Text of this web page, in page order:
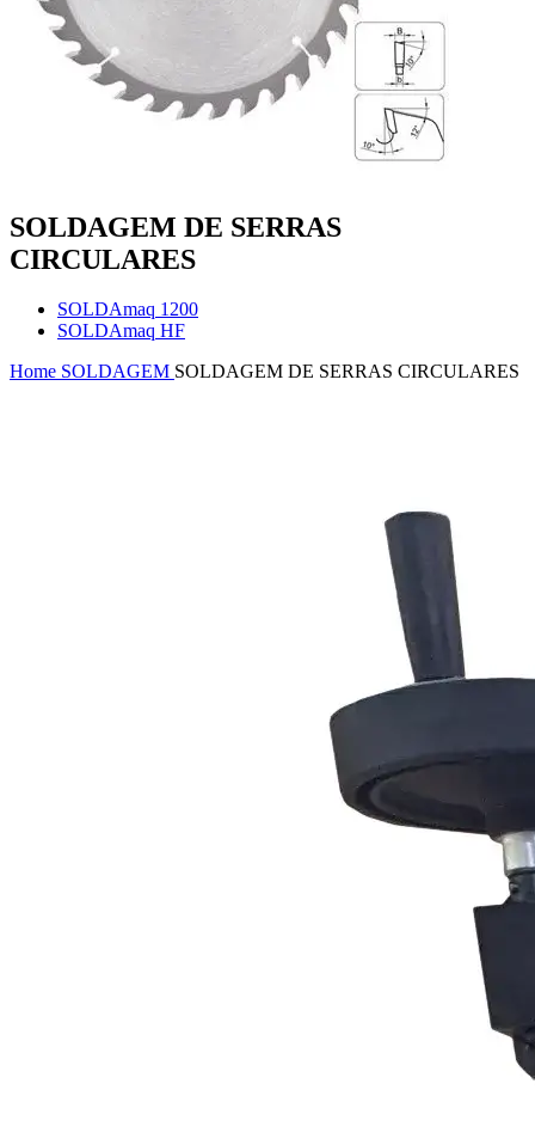
SOLDAGEM DE SERRAS
CIRCULARES
SOLDAmaq 1200
SOLDAmaq HF
Home SOLDAGEM SOLDAGEM DE SERRAS CIRCULARES